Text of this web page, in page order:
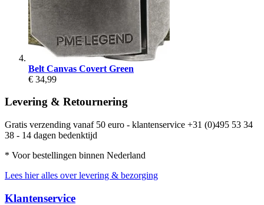
Belt Canvas Covert Green
€ 34,99
Levering & Retournering
Gratis verzending vanaf 50 euro - klantenservice +31 (0)495 53 34
38 - 14 dagen bedenktijd
* Voor bestellingen binnen Nederland
Lees hier alles over levering & bezorging
Klantenservice